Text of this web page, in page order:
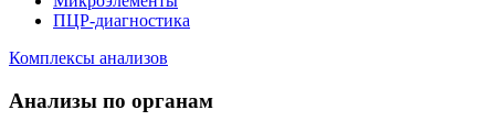
ПЦР-диагностика
Комплексы анализов
Анализы по органам